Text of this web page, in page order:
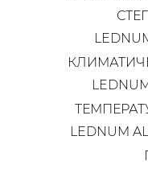
LEDNUM